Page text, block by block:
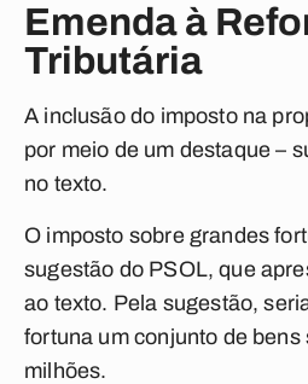
Emenda à
Tributária
A inclusão do imposto na
por meio de um destaque –
no texto.
O imposto sobre grandes
sugestão do PSOL, que
ao texto. Pela sugestão,
fortuna um conjunto de bens
milhões.